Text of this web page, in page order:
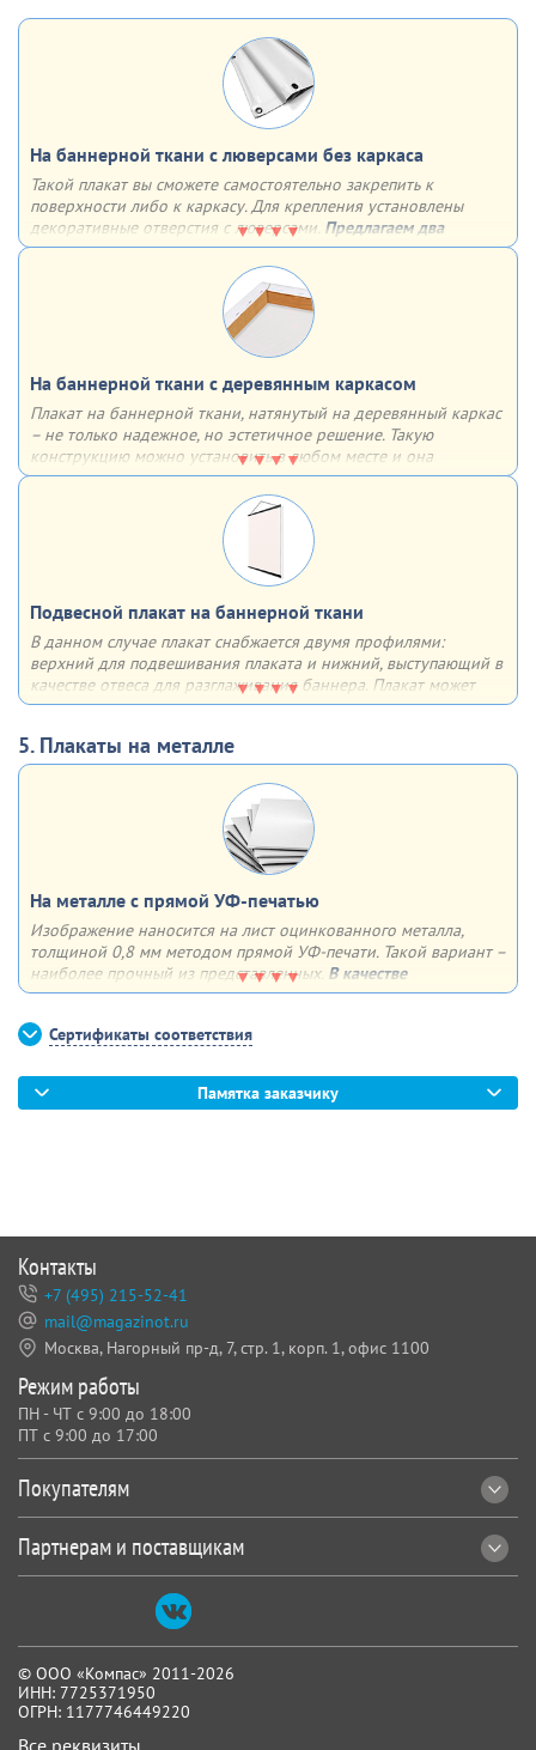
На баннерной ткани с люверсами без каркаса
Такой плакат вы сможете самостоятельно закрепить к
поверхности либо к каркасу. Для крепления установлены
декоративные отверстия с люверсами. Предлагаем два
варианта установки люверсов:
с определенным шагом по всему периметру
На баннерной ткани c деревянным каркасом
Плакат на баннерной ткани, натянутый на деревянный каркас
– не только надежное, но эстетичное решение. Такую
конструкцию можно установить в любом месте и она
однозначно привлечет к себе внимание за счет необычного
Подвесной плакат на баннерной ткани
В данном случае плакат снабжается двумя профилями:
верхний для подвешивания плаката и нижний, выступающий в
качестве отвеса для разглаживания баннера. Плакат может
быть как односторонним, так и двусторонним. Плюсы – любой
5. Плакаты на металле
На металле с прямой УФ-печатью
Изображение наносится на лист оцинкованного металла,
толщиной 0,8 мм методом прямой УФ-печати. Такой вариант –
наиболее прочный из представленных. В качестве
дополнительной опцииможем сделать 4 отверстия по углам
Сертификаты соответствия
Памятка заказчику
© ООО «Компас» 2011-2026
ИНН: 7725371950
ОГРН: 1177746449220
Все реквизиты
Покупателям
Партнерам и поставщикам
Контакты
+7 (495) 215-52-41
mail@magazinot.ru
Москва, Нагорный пр-д, 7, стр. 1, корп. 1, офис 1100
Режим работы
ПН - ЧТ с 9:00 до 18:00
ПТ с 9:00 до 17:00